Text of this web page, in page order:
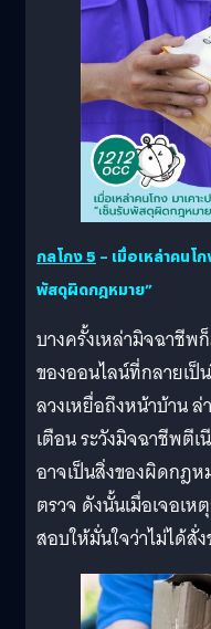
กลโกง5 – เมื่อเหล่าคนโ
พัสดุผิดกฎหมาย”
บางครั้งเหล่ามิจฉาชีพ
ของออนไลน์ที่กลายเป็
ลวงเหยื่อถึงหน้าบ้าน
เตือน ระวังมิจฉาชีพตี
อาจเป็นสิ่งของผิดกฎห
ตรวจ ดังนั้นเมื่อเจอเ
สอบให้มั่นใจว่าไม่ได้สั่